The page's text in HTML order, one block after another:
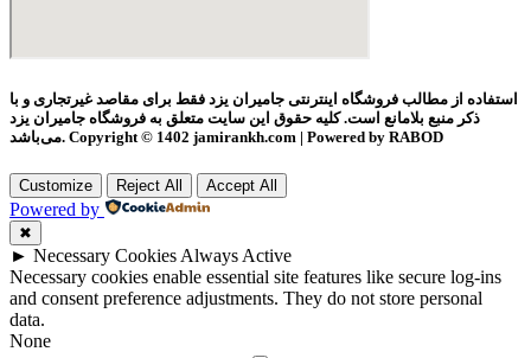
استفاده از مطالب فروشگاه اینترنتی جامیران یزد فقط برای مقاصد غیرتجاری و با
ذکر منبع بلامانع است. کلیه حقوق این سایت متعلق به فروشگاه جامیران یزد
می‌باشد. Copyright © 1402 jamirankh.com | Powered by RABOD
Customize Reject All Accept All
Powered by
✖
► Necessary Cookies Always Active
Necessary cookies enable essential site features like secure log-ins
and consent preference adjustments. They do not store personal
data.
None